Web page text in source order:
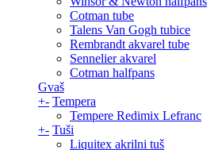
Cotman tube
Talens Van Gogh tubice
Rembrandt akvarel tube
Sennelier akvarel
Cotman halfpans
Gvaš
+- Tempera
Tempere Redimix Lefranc
+- Tuši
Liquitex akrilni tuš